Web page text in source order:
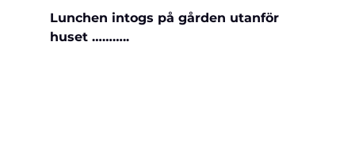
Lunchen intogs på gården utanför
huset ………..